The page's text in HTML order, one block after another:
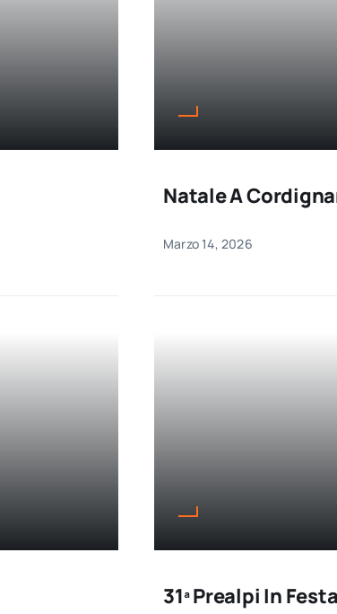
Natale A
Marzo 14, 2026
31ª Prealpi In